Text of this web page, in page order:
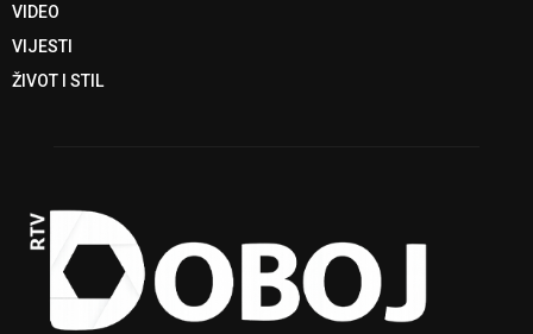
VIDEO
VIJESTI
ŽIVOT I STIL